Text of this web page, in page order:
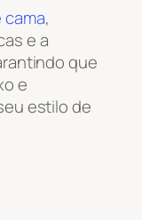
,
e a
que
e
estilo de